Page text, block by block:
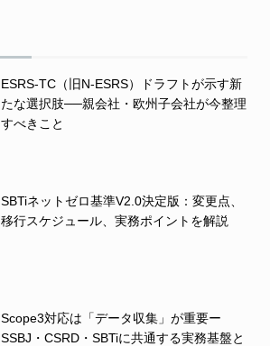
ESRS-TC（旧N-ESRS）ドラフトが示す新
たな選択肢──親会社・欧州子会社が今整理
すべきこと
SBTiネットゼロ基準V2.0決定版：変更点、
移行スケジュール、実務ポイントを解説
Scope3対応は「データ収集」が重要ー
SSBJ・CSRD・SBTiに共通する実務基盤と